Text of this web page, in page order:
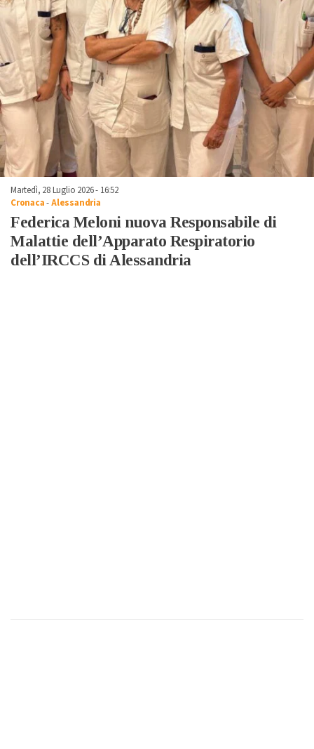
Martedì, 28 Luglio 2026 - 16:52
Cronaca-Alessandria
Federica Meloni nuova Responsabile di
Malattie dell’Apparato Respiratorio
dell’IRCCS di Alessandria